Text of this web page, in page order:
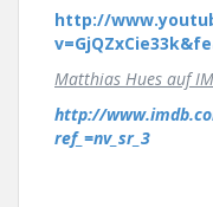
http://
Matthias Hues auf
http://
ref_=nv_sr_3